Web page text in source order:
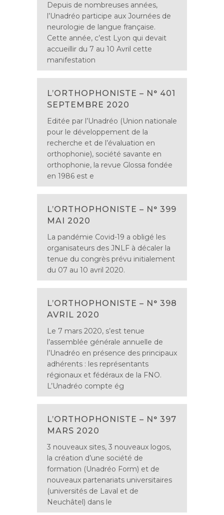
Depuis de nombreuses années,
l’Unadréo participe aux Journées de
neurologie de langue française.
Cette année, c’est Lyon qui devait
accueillir du 7 au 10 Avril cette
manifestation
L’ORTHOPHONISTE – N° 401
SEPTEMBRE 2020
Editée par l’Unadréo (Union nationale
pour le développement de la
recherche et de l’évaluation en
orthophonie), société savante en
orthophonie, la revue Glossa fondée
en 1986 est e
L’ORTHOPHONISTE – N° 399
MAI 2020
La pandémie Covid-19 a obligé les
organisateurs des JNLF à décaler la
tenue du congrès prévu initialement
du 07 au 10 avril 2020.
L’ORTHOPHONISTE – N° 398
AVRIL 2020
Le 7 mars 2020, s’est tenue
l’assemblée générale annuelle de
l’Unadréo en présence des principaux
adhérents : les représentants
régionaux et fédéraux de la FNO.
L’Unadréo compte ég
L’ORTHOPHONISTE – N° 397
MARS 2020
3 nouveaux sites, 3 nouveaux logos,
la création d’une société de
formation (Unadréo Form) et de
nouveaux partenariats universitaires
(universités de Laval et de
Neuchâtel) dans le